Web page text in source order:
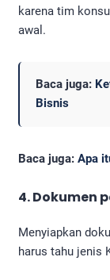
karena tim
awal.
Baca juga:
Bisnis
Baca juga: Apa
4. Dokumen
Menyiapkan
harus tahu jenis